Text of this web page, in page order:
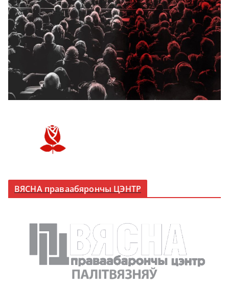
ВЯСНА праваабярончы ЦЭНТР